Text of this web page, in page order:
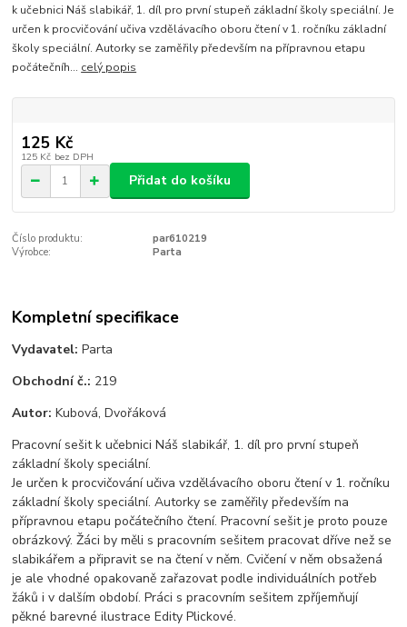
k učebnici Náš slabikář, 1. díl pro první stupeň základní školy speciální. Je
určen k procvičování učiva vzdělávacího oboru čtení v 1. ročníku základní
školy speciální. Autorky se zaměřily především na přípravnou etapu
počátečníh... celý popis
125 Kč
125 Kč bez DPH
Přidat do košíku
Číslo produktu:
par610219
Výrobce:
Parta
Kompletní specifikace
Vydavatel:Parta
Obchodní č.: 219
Autor: Kubová, Dvořáková
Pracovní sešit k učebnici Náš slabikář, 1. díl pro první stupeň
základní školy speciální.
Je určen k procvičování učiva vzdělávacího oboru čtení v 1. ročníku
základní školy speciální. Autorky se zaměřily především na
přípravnou etapu počátečního čtení. Pracovní sešit je proto pouze
obrázkový. Žáci by měli s pracovním sešitem pracovat dříve než se
slabikářem a připravit se na čtení v něm. Cvičení v něm obsažená
je ale vhodné opakovaně zařazovat podle individuálních potřeb
žáků i v dalším období. Práci s pracovním sešitem zpříjemňují
pěkné barevné ilustrace Edity Plickové.